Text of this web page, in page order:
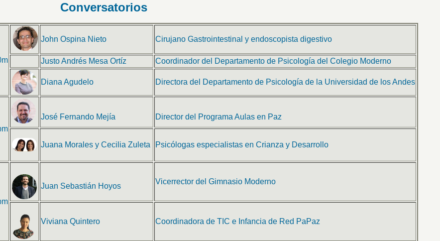
Conversatorios
John Ospina Nieto Cirujano Gastrointestinal y endoscopista digestivo
Justo Andrés Mesa Ortíz Coordinador del Departamento de Psicología del Colegio Moderno
Diana Agudelo Directora del Departamento de Psicología de la Universidad de los Andes
José Fernando Mejía Director del Programa Aulas en Paz
Juana Morales y Cecilia Zuleta Psicólogas especialistas en Crianza y Desarrollo
Juan Sebastián Hoyos
Vicerrector del Gimnasio Moderno
Viviana Quintero Coordinadora de TIC e Infancia de Red PaPaz